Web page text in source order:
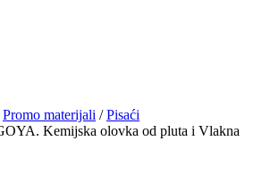
Promo materijali /Pisaći
Kemijska olovka od pluta i Vlakna